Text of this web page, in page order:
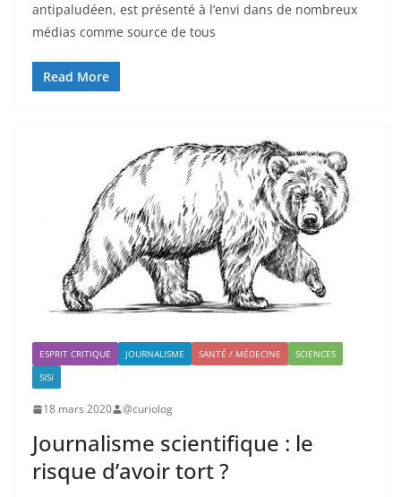
antipaludéen, est présenté à l’envi dans de nombreux
médias comme source de tous
Read More
ESPRIT CRITIQUE JOURNALISME SANTÉ / MÉDECINE
SCIENCES
SISI
18 mars 2020 @curiolog
Journalisme scientifique : le
risque d’avoir tort ?